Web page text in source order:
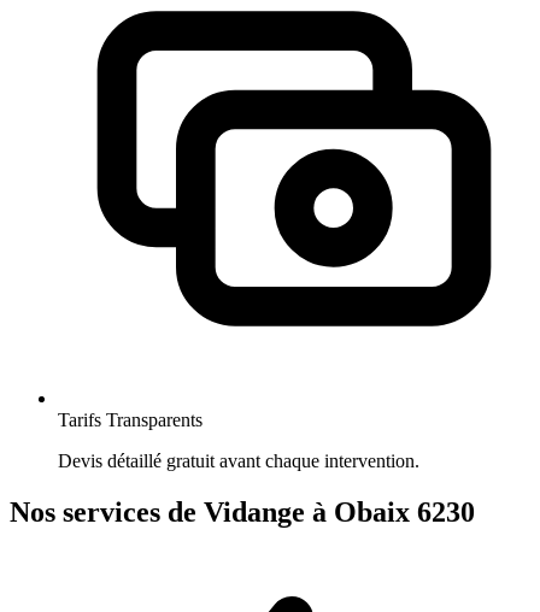
Tarifs Transparents
Devis détaillé gratuit avant chaque intervention.
Nos services de Vidange à Obaix 6230